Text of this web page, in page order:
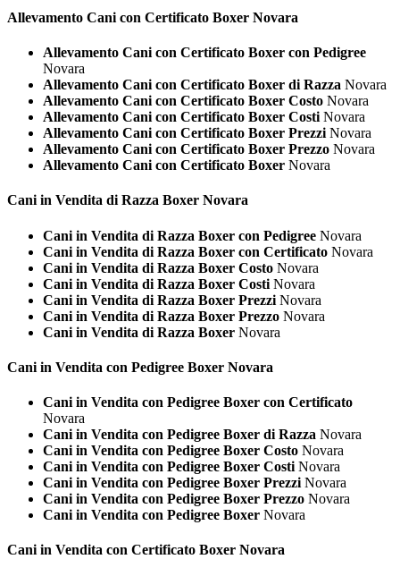
Allevamento Cani con Certificato Boxer Novara
Allevamento Cani con Certificato Boxer con Pedigree
Novara
Allevamento Cani con Certificato Boxer di Razza Novara
Allevamento Cani con Certificato Boxer Costo Novara
Allevamento Cani con Certificato Boxer Costi Novara
Allevamento Cani con Certificato Boxer Prezzi Novara
Allevamento Cani con Certificato Boxer Prezzo Novara
Allevamento Cani con Certificato Boxer Novara
Cani in Vendita di Razza Boxer Novara
Cani in Vendita di Razza Boxer con Pedigree Novara
Cani in Vendita di Razza Boxer con Certificato Novara
Cani in Vendita di Razza Boxer Costo Novara
Cani in Vendita di Razza Boxer Costi Novara
Cani in Vendita di Razza Boxer Prezzi Novara
Cani in Vendita di Razza Boxer Prezzo Novara
Cani in Vendita di Razza Boxer Novara
Cani in Vendita con Pedigree Boxer Novara
Cani in Vendita con Pedigree Boxer con Certificato
Novara
Cani in Vendita con Pedigree Boxer di Razza Novara
Cani in Vendita con Pedigree Boxer Costo Novara
Cani in Vendita con Pedigree Boxer Costi Novara
Cani in Vendita con Pedigree Boxer Prezzi Novara
Cani in Vendita con Pedigree Boxer Prezzo Novara
Cani in Vendita con Pedigree Boxer Novara
Cani in Vendita con Certificato Boxer Novara